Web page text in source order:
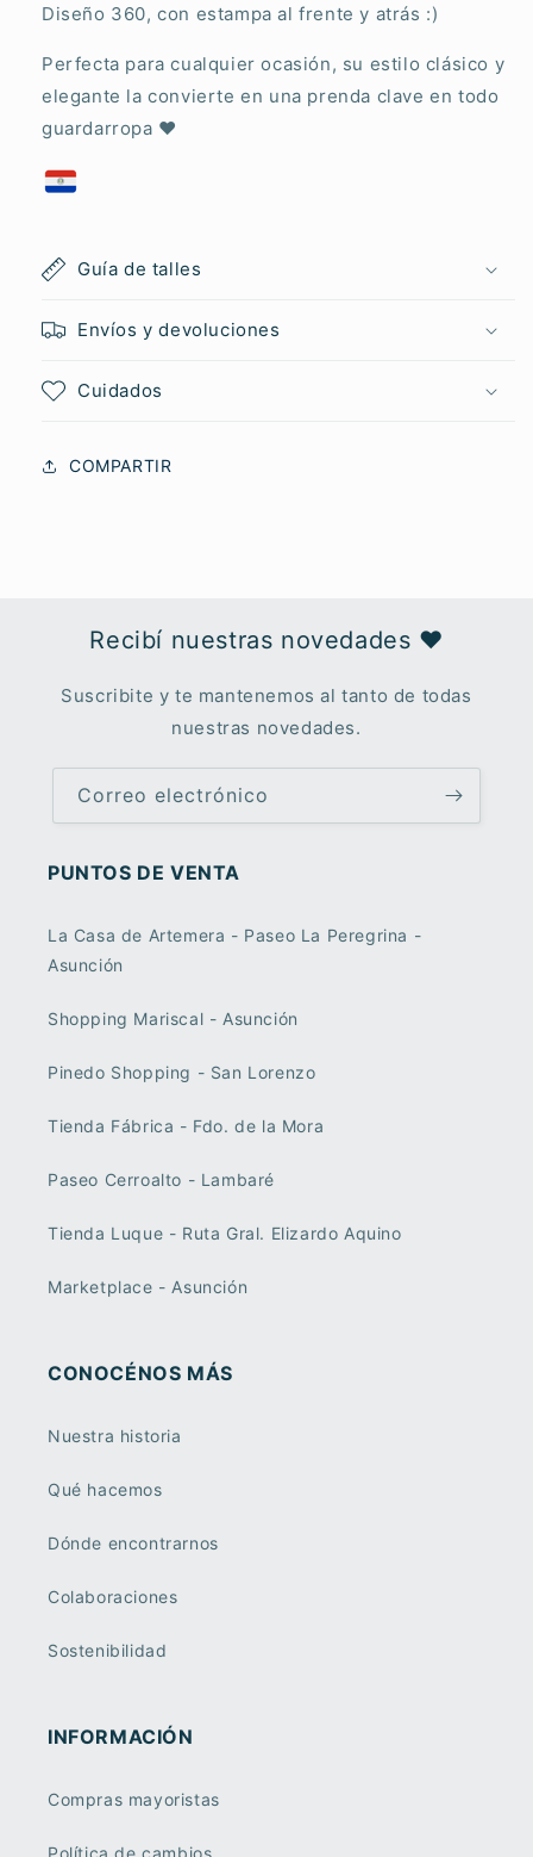
Diseño 360, con estampa al frente y atrás :)
Perfecta para cualquier ocasión, su estilo clásico y
elegante la convierte en una prenda clave en todo
guardarropa ❤
Guía de talles
Envíos y devoluciones
Cuidados
COMPARTIR
Recibí nuestras novedades ♥︎
Suscribite y te mantenemos al tanto de todas
nuestras novedades.
Correo electrónico
PUNTOS DE VENTA
La Casa de Artemera - Paseo La Peregrina -
Asunción
Shopping Mariscal - Asunción
Pinedo Shopping - San Lorenzo
Tienda Fábrica - Fdo. de la Mora
Paseo Cerroalto - Lambaré
Tienda Luque - Ruta Gral. Elizardo Aquino
Marketplace - Asunción
CONOCÉNOS MÁS
Nuestra historia
Qué hacemos
Dónde encontrarnos
Colaboraciones
Sostenibilidad
INFORMACIÓN
Compras mayoristas
Política de cambios